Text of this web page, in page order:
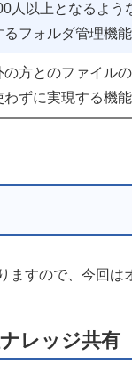
人以上となるよう
るフォルダ管理機能
の方とのファイル
わずに実現する機能
すので、今回は
レッジ共有